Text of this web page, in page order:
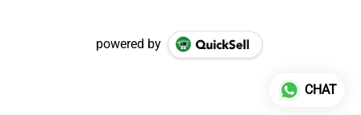
powered by
CHAT